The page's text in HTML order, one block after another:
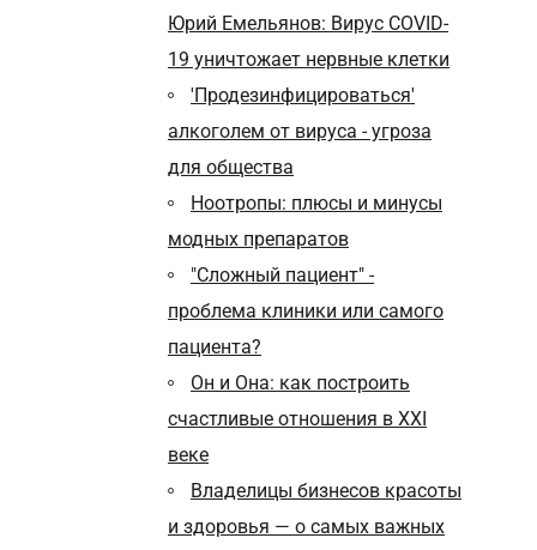
Юрий Емельянов: Вирус COVID-
19 уничтожает нервные клетки
'Продезинфицироваться'
алкоголем от вируса - угроза
для общества
Ноотропы: плюсы и минусы
модных препаратов
"Сложный пациент" -
проблема клиники или самого
пациента?
Он и Она: как построить
счастливые отношения в XXI
веке
Владелицы бизнесов красоты
и здоровья — о самых важных